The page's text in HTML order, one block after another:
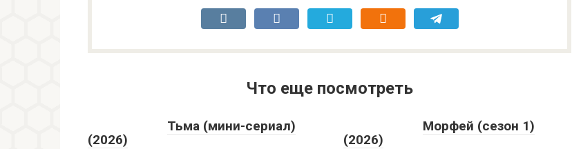
Что еще посмотреть
Тьма (мини-сериал)
(2026)
Морфей (сезон 1)
(2026)